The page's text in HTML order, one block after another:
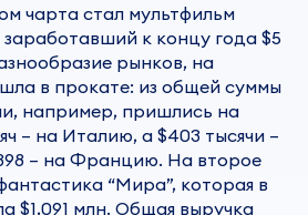
чарта стал мультфильм
к концу года $5
рынков, на
в прокате: из общей суммы
например, пришлись на
– на Италию, а $403 тысячи –
– на Францию. На второе
“Мира”, которая в
$1,091 млн. Общая выручка